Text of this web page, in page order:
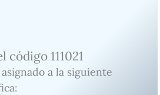
111021
a la siguiente